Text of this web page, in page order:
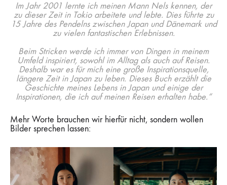
Im Jahr 2001 lernte ich meinen Mann Nels kennen, der
zu dieser Zeit in Tokio arbeitete und lebte. Dies führte zu
15 Jahre des Pendelns zwischen Japan und Dänemark und
zu vielen fantastischen Erlebnissen.
Beim Stricken werde ich immer von Dingen in meinem
Umfeld inspiriert, sowohl im Alltag als auch auf Reisen.
Deshalb war es für mich eine große Inspirationsquelle,
längere Zeit in Japan zu leben. Dieses Buch erzählt die
Geschichte meines Lebens in Japan und einige der
Inspirationen, die ich auf meinen Reisen erhalten habe.“
Mehr Worte brauchen wir hierfür nicht, sondern wollen
Bilder sprechen lassen: